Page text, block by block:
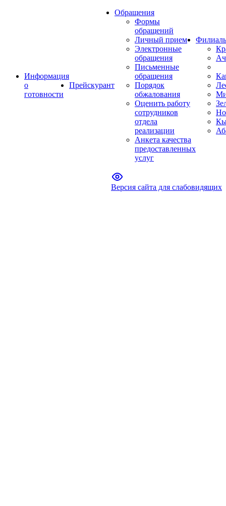
Информация
о
готовности
Прейскурант
Обращения
Формы
обращений
Личный прием
Электронные
обращения
Письменные
обращения
Порядок
обжалования
Оценить работу
сотрудников
отдела
реализации
Анкета качества
предоставленных
услуг
Версия сайта для слабовидящих